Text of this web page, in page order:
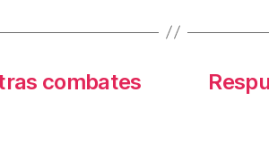
tir
combates